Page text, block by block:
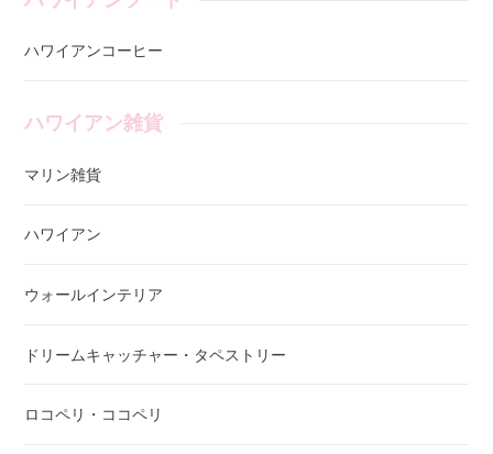
ハワイアンコーヒー
ハワイアン雑貨
マリン雑貨
ハワイアン
ウォールインテリア
ドリームキャッチャー・タペストリー
ロコペリ・ココペリ